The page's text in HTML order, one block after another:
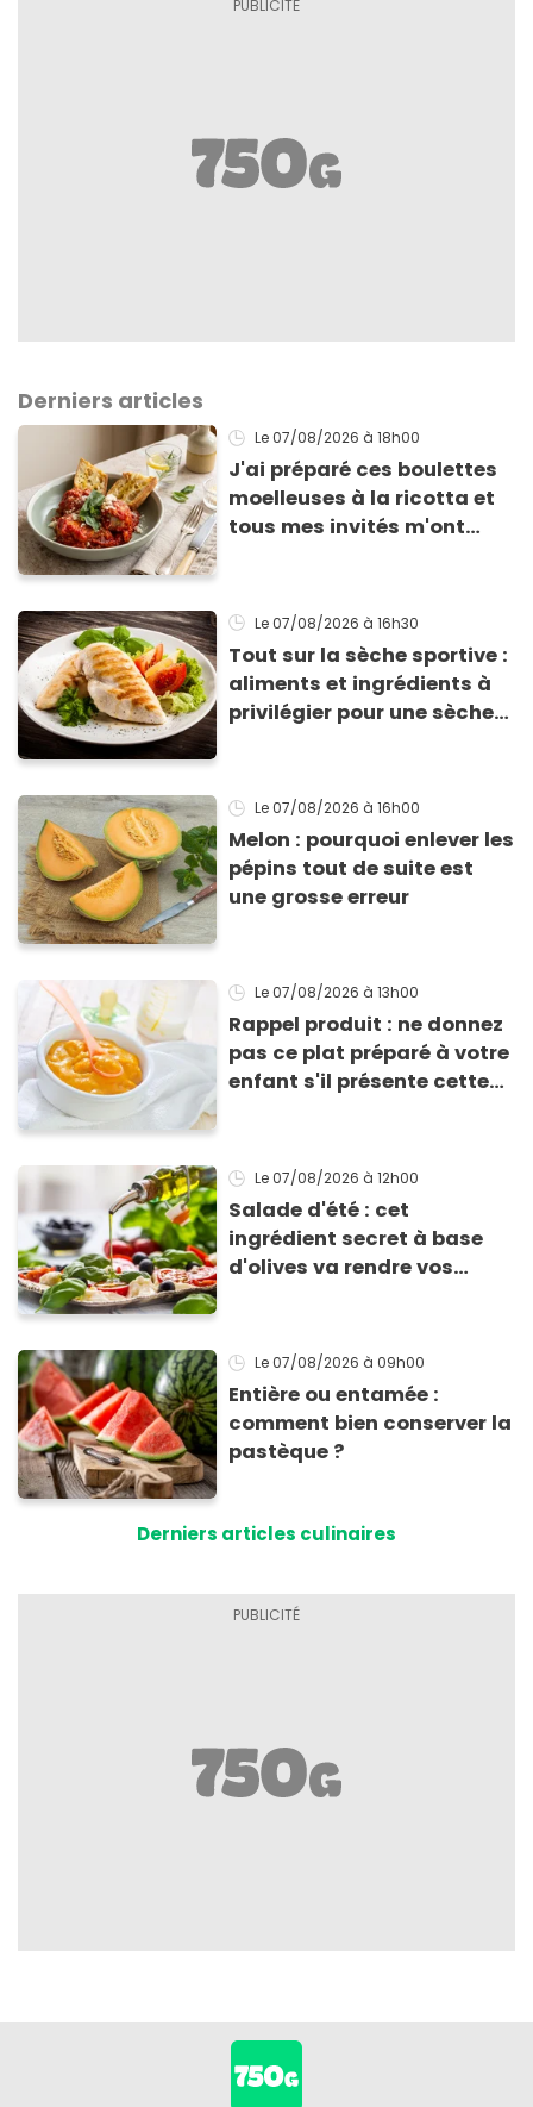
Derniers articles
Le 07/08/2026 à 18h00
J'ai préparé ces boulettes
moelleuses à la ricotta et
tous mes invités m'ont
Le 07/08/2026 à 16h30
Tout sur la sèche sportive :
aliments et ingrédients à
privilégier pour une sèche
Le 07/08/2026 à 16h00
Melon : pourquoi enlever les
pépins tout de suite est
une grosse erreur
Le 07/08/2026 à 13h00
Rappel produit : ne donnez
pas ce plat préparé à votre
enfant s'il présente cette
Le 07/08/2026 à 12h00
Salade d'été : cet
ingrédient secret à base
d'olives va rendre vos
Le 07/08/2026 à 09h00
Entière ou entamée :
comment bien conserver la
pastèque ?
Derniers articles culinaires